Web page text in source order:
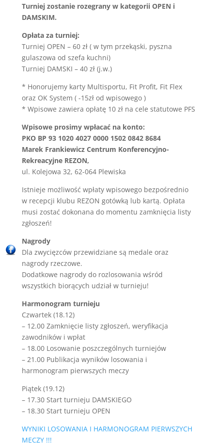
Turniej zostanie rozegrany w kategorii OPEN i
DAMSKIM.
Opłata za turniej:
Turniej OPEN – 60 zł ( w tym przekąski, pyszna
gulaszowa od szefa kuchni)
Turniej DAMSKI – 40 zł (j.w.)
* Honorujemy karty Multisportu, Fit Profit, Fit Flex
oraz OK System ( -15zł od wpisowego )
* Wpisowe zawiera opłatę 10 zł na cele statutowe PFS
Wpisowe prosimy wpłacać na konto:
PKO BP 93 1020 4027 0000 1502 0842 8684
Marek Frankiewicz Centrum Konferencyjno-
Rekreacyjne REZON,
ul. Kolejowa 32, 62-064 Plewiska
Istnieje możliwość wpłaty wpisowego bezpośrednio
w recepcji klubu REZON gotówką lub kartą. Opłata
musi zostać dokonana do momentu zamknięcia listy
zgłoszeń!
Nagrody
Dla zwycięzców przewidziane są medale oraz
nagrody rzeczowe.
Dodatkowe nagrody do rozlosowania wśród
wszystkich biorących udział w turnieju!
Harmonogram turnieju
Czwartek (18.12)
– 12.00 Zamknięcie listy zgłoszeń, weryfikacja
zawodników i wpłat
– 18.00 Losowanie poszczególnych turniejów
– 21.00 Publikacja wyników losowania i
harmonogram pierwszych meczy
Piątek (19.12)
– 17.30 Start turnieju DAMSKIEGO
– 18.30 Start turnieju OPEN
WYNIKI LOSOWANIA I HARMONOGRAM PIERWSZYCH
MECZY !!!